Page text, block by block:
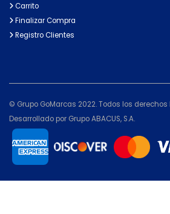
Carrito
Finalizar Compra
Registro Clientes
© Grupo GoMarcas 2022. Todos los derechos
Desarrollado por Grupo ABACUS, S.A.